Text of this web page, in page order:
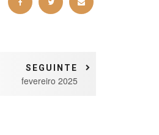
SEGUINTE
fevereiro 2025